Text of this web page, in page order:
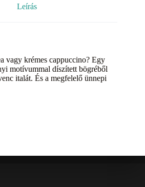
Leírás
vagy krémes cappuccino? Egy
motívummal díszített bögréből
italát. És a megfelelő ünnepi